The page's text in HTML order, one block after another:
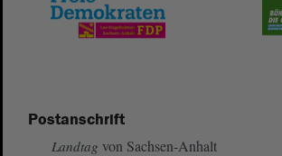
Postanschrift
Landtag von Sachsen-Anhalt